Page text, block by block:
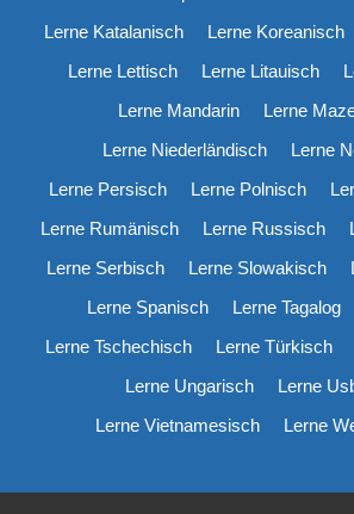
Lerne Katalanisch
Lerne Koreanisch
Lerne Lettisch
Lerne Litauisch
Lerne Mandarin
Lerne
Lerne Niederländisch
Lerne
Lerne Persisch
Lerne Polnisch
Lerne Rumänisch
Lerne Russisch
Lerne Serbisch
Lerne Slowakisch
Lerne Spanisch
Lerne Tagalog
Lerne Tschechisch
Lerne Türkisch
Lerne Ungarisch
Lerne
Lerne Vietnamesisch
Lerne